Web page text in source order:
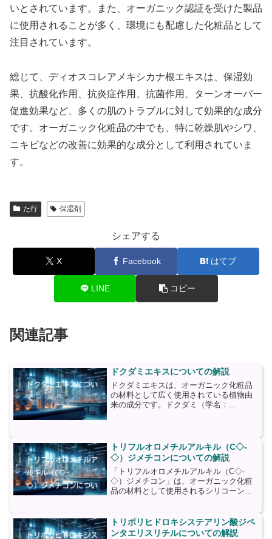
いとされています。また、オーガニック認証を受けた製品
に使用されることが多く、環境にも配慮した化粧品として
注目されています。
総じて、ディオスコレアメキシカナ根エキスは、保湿効
果、抗酸化作用、抗炎症作用、抗菌作用、ターンオーバー
促進効果など、多くの肌のトラブルに対して効果的な成分
です。オーガニック化粧品の中でも、特に乾燥肌やシワ、
ニキビなどの改善に効果的な成分として利用されていま
す。
た行 保湿剤
シェアする
X Facebook はてブ
LINE コピー
関連記事
ドクダミエキスについての解説
ドクダミエキスは、オーガニック化粧品
の材料として広く使用されている植物由
来の成分です。ドクダミ（学名：
クダミエキ...
トリフルオロメチルアルキル（C◇-
◇）ジメチコンについての解説
「トリフルオロメチルアルキル（C◇-
◇）ジメチコン」は、オーガニック化粧
品の材料として使用されるシリコーン系
優れています。また、肌になじみやす
く、滑らかなテクスチャーを...
トリポリヒドロキシステアリン酸ジペ
ンタエリスリチルについての解説